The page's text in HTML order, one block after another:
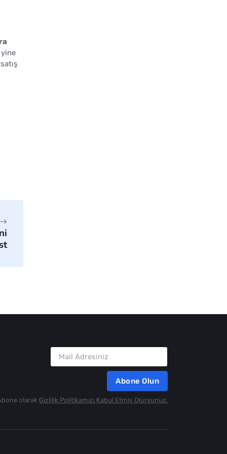
Abone Olun
olarak Gizlilik Politikamızı Kabul Etmiş Olursunuz.